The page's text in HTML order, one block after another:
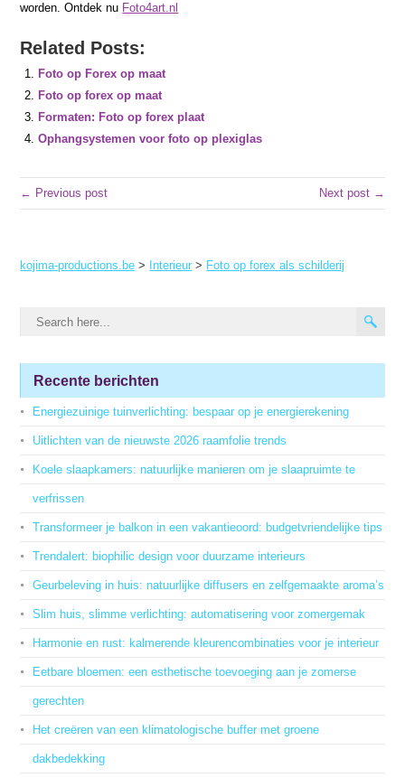
worden. Ontdek nu Foto4art.nl
Related Posts:
Foto op Forex op maat
Foto op forex op maat
Formaten: Foto op forex plaat
Ophangsystemen voor foto op plexiglas
← Previous post Next post →
kojima-productions.be > Interieur > Foto op forex als schilderij
Recente berichten
Energiezuinige tuinverlichting: bespaar op je energierekening
Uitlichten van de nieuwste 2026 raamfolie trends
Koele slaapkamers: natuurlijke manieren om je slaapruimte te
verfrissen
Transformeer je balkon in een vakantieoord: budgetvriendelijke tips
Trendalert: biophilic design voor duurzame interieurs
Geurbeleving in huis: natuurlijke diffusers en zelfgemaakte aroma’s
Slim huis, slimme verlichting: automatisering voor zomergemak
Harmonie en rust: kalmerende kleurencombinaties voor je interieur
Eetbare bloemen: een esthetische toevoeging aan je zomerse
gerechten
Het creëren van een klimatologische buffer met groene
dakbedekking